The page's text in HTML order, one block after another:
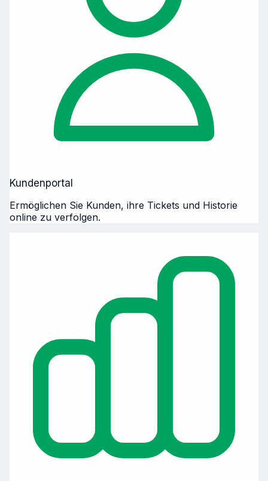
Kundenportal
Ermöglichen Sie Kunden, ihre Tickets und Historie
online zu verfolgen.